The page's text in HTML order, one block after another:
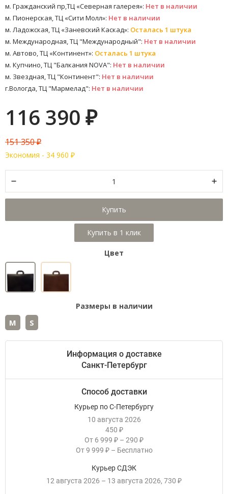
м. Гражданский пр,ТЦ «Северная галерея»: Нет в наличии
м. Пионерская, ТЦ «Сити Молл»: Нет в наличии
м. Ладожская, ТЦ «Заневский Каскад»: Осталась 1 штука
м. Международная, ТЦ "Международный": Нет в наличии
м. Автово, ТЦ «Континент»: Осталась 1 штука
м. Купчино, ТЦ "Балкания NOVA": Нет в наличии
м. Звездная, ТЦ "Континент": Нет в наличии
г.Вологда, ТЦ "Мармелад": Нет в наличии
116 390 ₽
151 350₽
Экономия - 34 960 ₽
Купить
Цвет
Размеры в наличии
M S
Информация о доставке
Санкт-Петербург
Способ доставки
Курьер по С-Петербургу
10 августа 2026
450 ₽
От 6 999 ₽ – 290 ₽
От 9 999 ₽ – Бесплатно
Курьер СДЭК
12 августа 2026 – 13 августа 2026 730 ₽